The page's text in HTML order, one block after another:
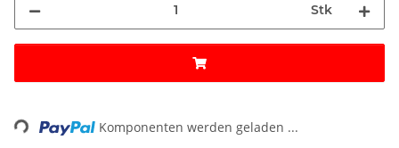
Stk
Komponenten werden geladen ...